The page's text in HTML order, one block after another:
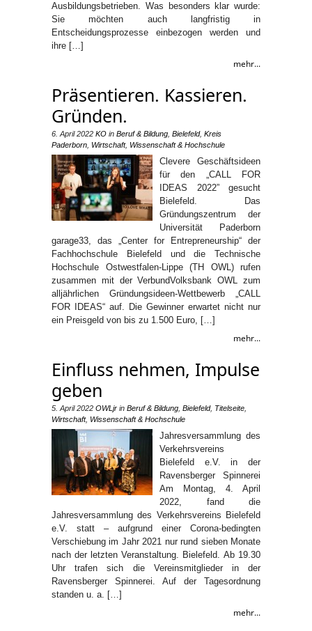
Ausbildungsbetrieben. Was besonders klar wurde:
Sie möchten auch langfristig in
Entscheidungsprozesse einbezogen werden und
ihre […]
mehr...
Präsentieren. Kassieren.
Gründen.
6. April 2022 KO in Beruf & Bildung Bielefeld, Kreis
Paderborn Wirtschaft, Wissenschaft & Hochschule
Clevere Geschäftsideen
für den „CALL FOR
IDEAS 2022” gesucht
Bielefeld. Das
Gründungszentrum der
Universität Paderborn
garage33, das „Center for Entrepreneurship“ der
Fachhochschule Bielefeld und die Technische
Hochschule Ostwestfalen-Lippe (TH OWL) rufen
zusammen mit der VerbundVolksbank OWL zum
alljährlichen Gründungsideen-Wettbewerb „CALL
FOR IDEAS“ auf. Die Gewinner erwartet nicht nur
ein Preisgeld von bis zu 1.500 Euro, […]
mehr...
Einfluss nehmen, Impulse
geben
5. April 2022 OWLjr in Beruf & Bildung Bielefeld, Titelseite
Wirtschaft, Wissenschaft & Hochschule
Jahresversammlung des
Verkehrsvereins
Bielefeld e.V. in der
Ravensberger Spinnerei
Am Montag, 4. April
2022, fand die
Jahresversammlung des Verkehrsvereins Bielefeld
e.V. statt – aufgrund einer Corona-bedingten
Verschiebung im Jahr 2021 nur rund sieben Monate
nach der letzten Veranstaltung. Bielefeld. Ab 19.30
Uhr trafen sich die Vereinsmitglieder in der
Ravensberger Spinnerei. Auf der Tagesordnung
standen u. a. […]
mehr...